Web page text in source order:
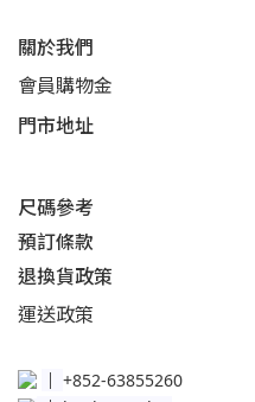
關於我們
會員購物金
門市地址
尺碼參考
預訂條款
退換貨政策​
運送政策​
│ +852-63855260